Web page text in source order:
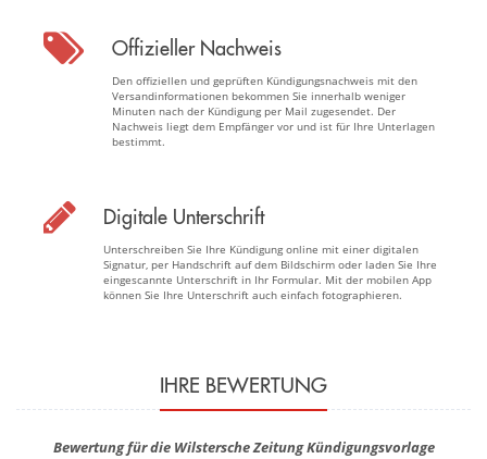
Offizieller Nachweis
Den offiziellen und geprüften Kündigungsnachweis mit den
Versandinformationen bekommen Sie innerhalb weniger
Minuten nach der Kündigung per Mail zugesendet. Der
Nachweis liegt dem Empfänger vor und ist für Ihre Unterlagen
bestimmt.
Digitale Unterschrift
Unterschreiben Sie Ihre Kündigung online mit einer digitalen
Signatur, per Handschrift auf dem Bildschirm oder laden Sie Ihre
eingescannte Unterschrift in Ihr Formular. Mit der mobilen App
können Sie Ihre Unterschrift auch einfach fotographieren.
IHRE BEWERTUNG
Bewertung für die Wilstersche Zeitung Kündigungsvorlage